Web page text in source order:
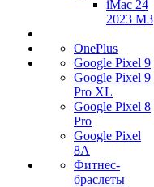
iMac 24
2023 M3
OnePlus
Google Pixel 9
Google Pixel 9
Pro XL
Google Pixel 8
Pro
Google Pixel
8A
Фитнес-
браслеты